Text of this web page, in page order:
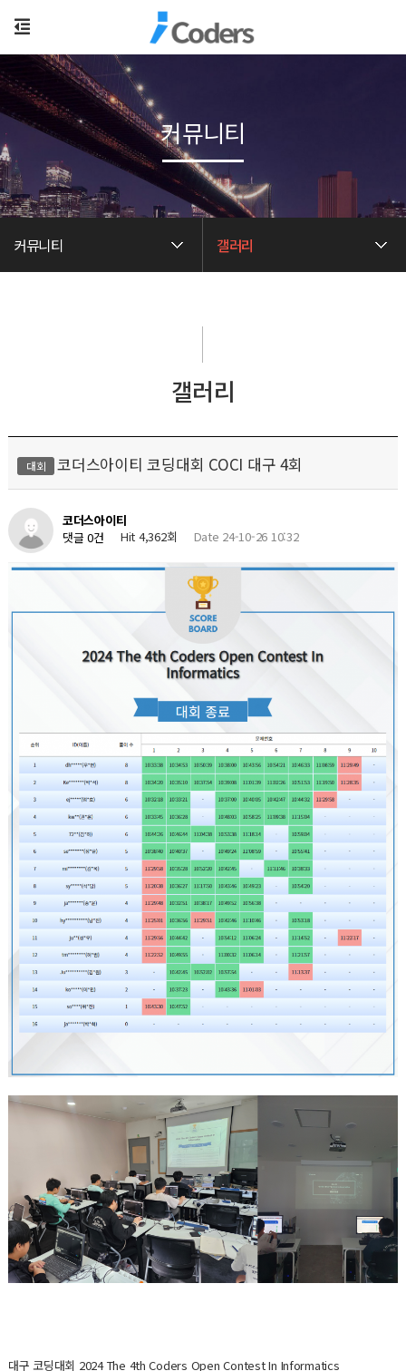
커뮤니티 갤러리
커뮤니티
갤러리
대회 코더스아이티 코딩대회 COCI 대구 4회
코더스아이티
댓글 0건
Hit 4,362회 Date 24-10-26 10:32
대구 코딩대회 2024 The 4th Coders Open Contest In Informatics